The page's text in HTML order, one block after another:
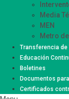
Media
MEN
Metro
SIRMED
Transferencia de
Educación
Boletines
Documentos
Certificados